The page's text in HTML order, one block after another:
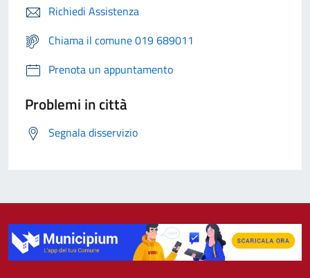
Richiedi Assistenza
Chiama il comune 019 689011
Prenota un appuntamento
Problemi in città
Segnala disservizio